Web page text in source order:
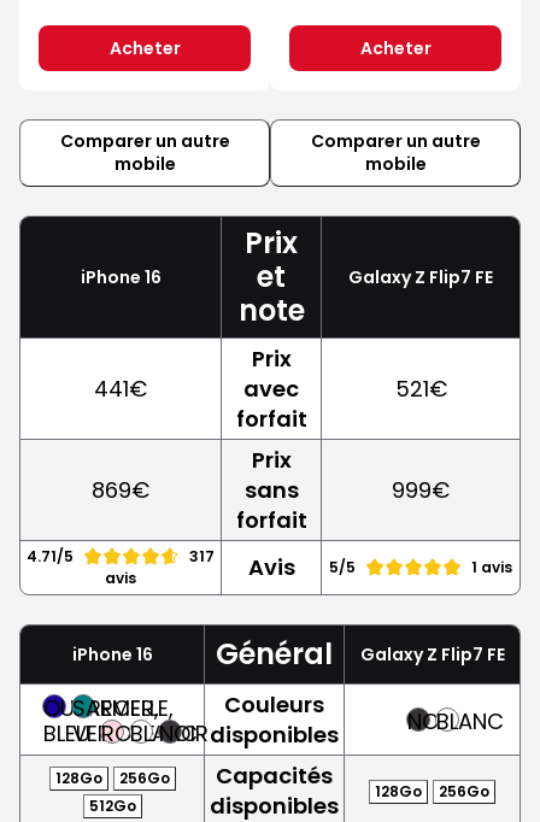
Acheter Acheter
Comparer un autre
mobile
Comparer un autre
mobile
iPhone 16
Prix
et
note
Galaxy Z Flip7 FE
441€
Prix
avec
forfait
521€
869€
Prix
sans
forfait
999€
4.71/5
317
avis
Avis 5/5 1 avis
iPhone 16 Général Galaxy Z Flip7 FE
OUTREMER,
BLEU
SARCELLE,
VERTROSEBLANC
NOIR
Couleurs
disponibles
NOIRBLANC
128Go
256Go
512Go
Capacités
disponibles
128Go 256Go